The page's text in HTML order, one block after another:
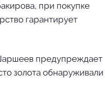
при покупке
гарантирует
предупреждает
золота обнаруживали